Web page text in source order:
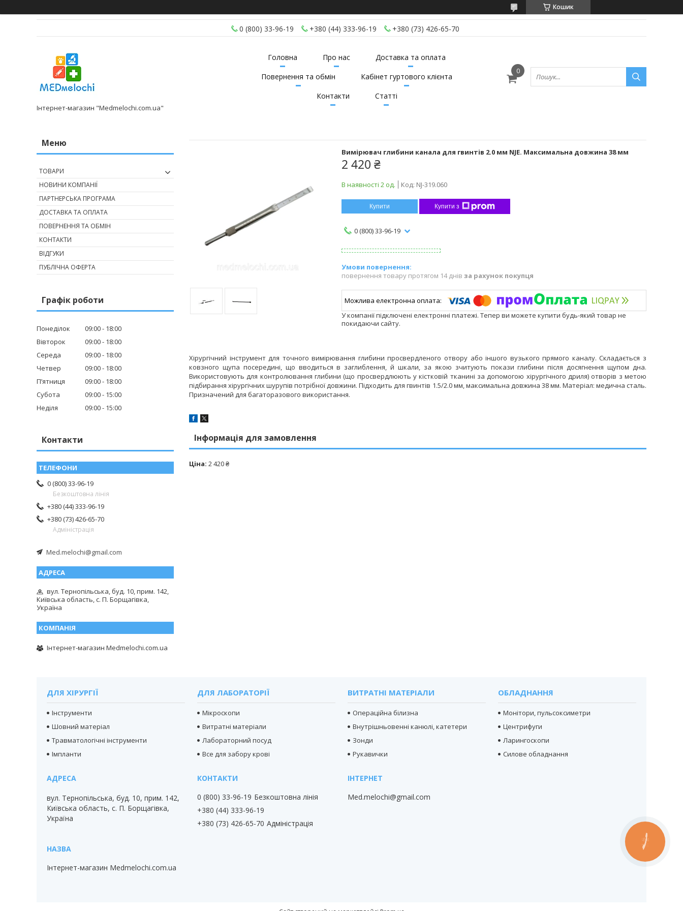
Кошик
0 (800) 33-96-19 +380 (44) 333-96-19 +380 (73) 426-65-70
Інтернет-магазин "Medmelochi.com.ua"
Головна Про нас
Доставка та оплата
Повернення та обмін
Кабінет гуртового клієнта
Контакти
Статті
Вимірювач глибини канала для гвинтів 2.0 мм NJE. Максимальна довжина 38 мм
2 420 ₴
В наявності 2 од. Код: NJ-319.060
Купити Купити з
0 (800) 33-96-19
повернення товару протягом 14 днів за рахунок покупця
У компанії підключені електронні платежі. Тепер ви можете купити будь-який товар не
покидаючи сайту.
Хірургічний інструмент для точного вимірювання глибини просвердленого отвору або іншого вузького прямого каналу. Складається з
ковзного щупа посередині, що вводиться в заглиблення, й шкали, за якою зчитують покази глибини після досягнення щупом дна.
Використовують для контролювання глибини (що просвердлюють у кістковій тканині за допомогою хірургічного дриля) отворів з метою
підбирання хірургічних шурупів потрібної довжини. Підходить для гвинтів 1.5/2.0 мм, максимальна довжина 38 мм. Матеріал: медична сталь.
Призначений для багаторазового використання.
Інформація для замовлення
Ціна: 2 420 ₴
ТОВАРИ
НОВИНИ КОМПАНІЇ
ПАРТНЕРСЬКА ПРОГРАМА
ДОСТАВКА ТА ОПЛАТА
ПОВЕРНЕННЯ ТА ОБМІН
КОНТАКТИ
ВІДГУКИ
ПУБЛІЧНА ОФЕРТА
Графік роботи
Понеділок 09:00
18:00
Вівторок
09:00
18:00
Середа
09:00
18:00
Четвер
09:00
18:00
Пʼятниця
09:00
18:00
Субота
09:00
15:00
Неділя
09:00 15:00
Контакти
0 (800) 33-96-19
Безкоштовна лінія
+380 (44) 333-96-19
+380 (73) 426-65-70
Адміністрація
Med.melochi@gmail.com
вул. Тернопільська, буд. 10, прим. 142,
Київська область, с. П. Борщагівка,
Україна
Інтернет-магазин Medmelochi.com.ua
ДЛЯ ХІРУРГІЇ
Інструменти
Шовний матеріал
Травматологічні інструменти
Імпланти
ДЛЯ ЛАБОРАТОРІЇ
Мікроскопи
Витратні матеріали
Лабораторний посуд
Все для забору крові
ВИТРАТНІ МАТЕРІАЛИ
Операційна білизна
Внутрішньовенні канюлі, катетери
Зонди
Рукавички
ОБЛАДНАННЯ
Монітори, пульсоксиметри
Центрифуги
Ларингоскопи
Силове обладнання
вул. Тернопільська, буд. 10, прим. 142,
Київська область, с. П. Борщагівка,
Україна
Інтернет-магазин Medmelochi.com.ua
0 (800) 33-96-19 Безкоштовна лінія
+380 (44) 333-96-19
+380 (73) 426-65-70 Адміністрація
Med.melochi@gmail.com
КНОПКА
ЗВ'ЯЗКУ